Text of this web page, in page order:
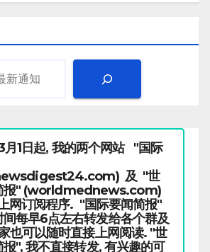
1日起, 我的两个网站 "国际
及 "世
报" (worldmednews.com)
网订阅程序. "国际要闻简报"
每早6点左右转发给各个群及
也可以随时直接上网阅读. "世
", 我不直接转发, 有兴趣的可